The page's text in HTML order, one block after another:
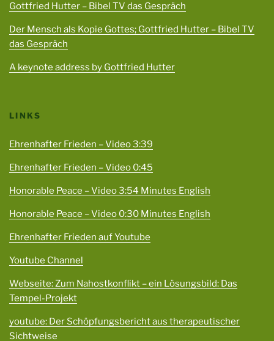
Gottfried Hutter – Bibel TV das Gespräch
Der Mensch als Kopie Gottes; Gottfried Hutter – Bibel TV
das Gespräch
A keynote address by Gottfried Hutter
LINKS
Ehrenhafter Frieden – Video 3:39
Ehrenhafter Frieden – Video 0:45
Honorable Peace – Video 3:54 Minutes English
Honorable Peace – Video 0:30 Minutes English
Ehrenhafter Frieden auf Youtube
Youtube Channel
Webseite: Zum Nahostkonflikt – ein Lösungsbild: Das
Tempel-Projekt
youtube: Der Schöpfungsbericht aus therapeutischer
Sichtweise